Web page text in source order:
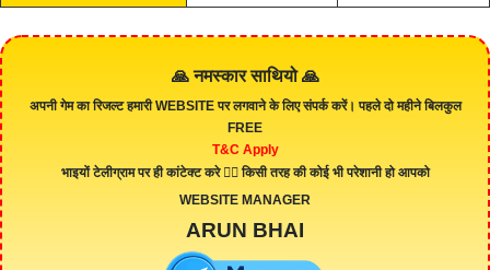
🙏 नमस्कार साथियो 🙏
अपनी गेम का रिजल्ट हमारीWEBSITEपर लगवाने के लिए संपर्क करें। पहले दो महीने बिलकुल
FREE
T&C Apply
भाइयों टेलीग्राम पर ही कांटेक्ट करे 👇🏻 किसी तरह की कोई भी परेशानी हो आपको
WEBSITE MANAGER
ARUN BHAI